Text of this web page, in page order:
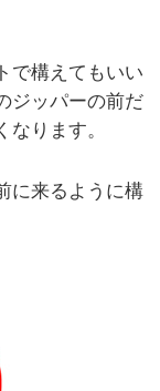
で構えてもいい
ジッパーの前だ
ります。
に来るように構